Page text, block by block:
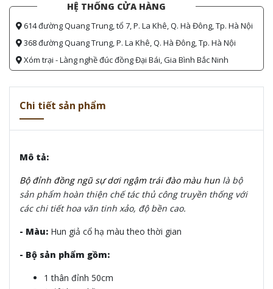
HỆ THỐNG CỬA HÀNG
614 đường Quang Trung, tổ 7, P. La Khê, Q. Hà Đông, Tp. Hà Nội
368 đường Quang Trung, P. La Khê, Q. Hà Đông, Tp. Hà Nội
Xóm trại - Làng nghề đúc đồng Đại Bái, Gia Bình Bắc Ninh
Chi tiết sản phẩm
Mô tả:
Bộ đỉnh đồng ngũ sự dơi ngậm trái đào màu hun là bộ
sản phẩm hoàn thiện chế tác thủ công truyền thống với
các chi tiết hoa văn tinh xảo, độ bền cao.
- Màu: Hun giả cổ hạ màu theo thời gian
- Bộ sản phẩm gồm:
1 thân đỉnh 50cm